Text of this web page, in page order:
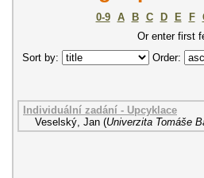
0-9 A B C D E F
Or enter first
Sort by:
Order:
Individuální zadání - Upcyklace
Veselský, Jan (Univerzita Tomáše